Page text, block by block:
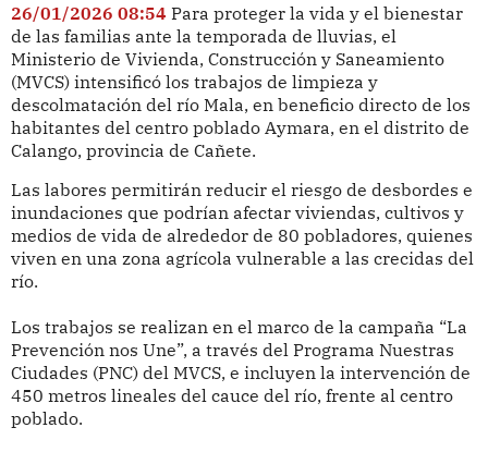
26/01/2026 08:54 Para proteger la vida y el bienestar
de las familias ante la temporada de lluvias, el
Ministerio de Vivienda, Construcción y Saneamiento
(MVCS) intensificó los trabajos de limpieza y
descolmatación del río Mala, en beneficio directo de los
habitantes del centro poblado Aymara, en el distrito de
Calango, provincia de Cañete.
Las labores permitirán reducir el riesgo de desbordes e
inundaciones que podrían afectar viviendas, cultivos y
medios de vida de alrededor de 80 pobladores, quienes
viven en una zona agrícola vulnerable a las crecidas del
río.
Los trabajos se realizan en el marco de la campaña “La
Prevención nos Une”, a través del Programa Nuestras
Ciudades (PNC) del MVCS, e incluyen la intervención de
450 metros lineales del cauce del río, frente al centro
poblado.